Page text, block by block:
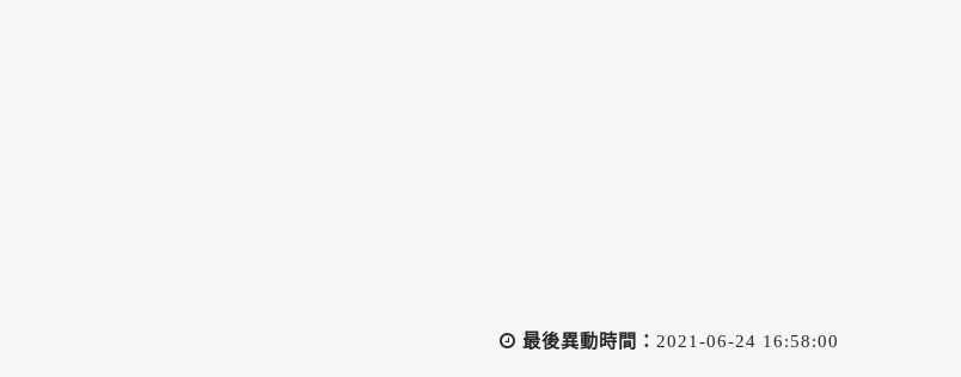
最後異動時間： 2021-06-24 16:58:00